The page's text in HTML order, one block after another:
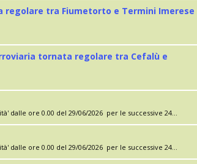
regolare tra Fiumetorto e Termini Imerese
tornata regolare tra Cefalù e
dalle ore 0.00 del 29/06/2026 per le successive 24...
dalle ore 0.00 del 29/06/2026 per le successive 24...